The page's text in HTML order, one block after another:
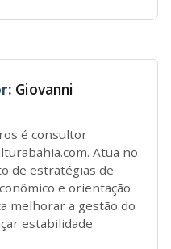
Giovanni
é consultor
Atua no
de estratégias de
e orientação
melhorar a gestão do
estabilidade